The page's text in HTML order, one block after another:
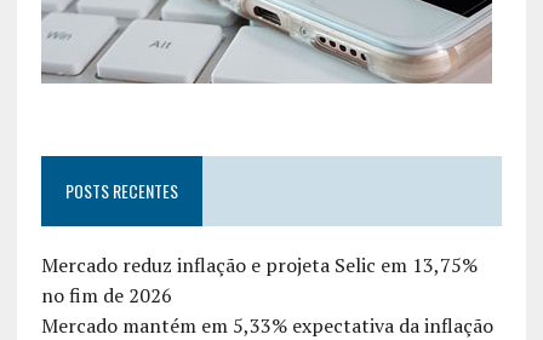
POSTS RECENTES
Mercado reduz inflação e projeta Selic em 13,75%
no fim de 2026
Mercado mantém em 5,33% expectativa da inflação